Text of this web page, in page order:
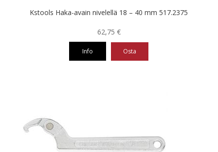
Kstools Haka-avain nivelellä 18 – 40 mm 517.2375
62,75 €
Info Osta